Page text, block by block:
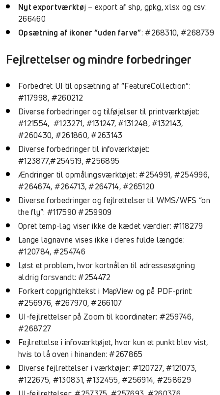
Nyt exportværktøj – export af shp, gpkg, xlsx og csv:
266460
Opsætning af ikoner “uden farve”: #268310, #268739
Fejlrettelser og mindre forbedringer
Forbedret UI til opsætning af “FeatureCollection”:
#117998, #260212
Diverse forbedringer og tilføjelser til printværktøjet:
#121554, #123271, #131247, #131248, #132143,
#260430, #261860, #263143
Diverse forbedringer til infoværktøjet:
#123877,#254519, #256895
Ændringer til opmålingsværktøjet: #254991, #254996,
#264674, #264713, #264714, #265120
Diverse forbedringer og fejlrettelser til WMS/WFS “on
the fly”: #117590 #259909
Opret temp-lag viser ikke de kædet værdier: #118279
Lange lagnavne vises ikke i deres fulde længde:
#120784, #254746
Løst et problem, hvor kortnålen til adressesøgning
aldrig forsvandt: #254472
Forkert copyrighttekst i MapView og på PDF-print:
#256976, #267970, #266107
UI-fejlrettelser på Zoom til koordinater: #259746,
#268727
Fejlrettelse i infoværktøjet, hvor kun et punkt blev vist,
hvis to lå oven i hinanden: #267865
Diverse fejlrettelser i værktøjer: #120727, #121073,
#122675, #130831, #132455, #256914, #258629